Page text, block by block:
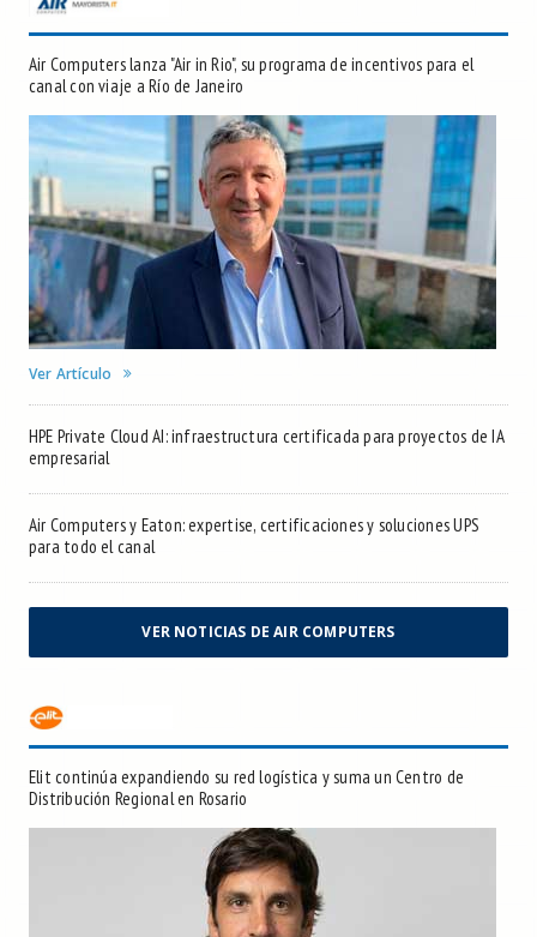
Air Computers lanza "Air in Rio", su programa de incentivos para el
canal con viaje a Río de Janeiro
Ver Artículo
HPE Private Cloud AI: infraestructura certificada para proyectos de IA
empresarial
Air Computers y Eaton: expertise, certificaciones y soluciones UPS
para todo el canal
VER NOTICIAS DE AIR COMPUTERS
Elit continúa expandiendo su red logística y suma un Centro de
Distribución Regional en Rosario